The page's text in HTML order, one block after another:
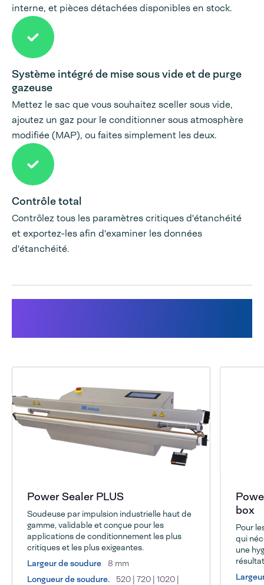
interne, et pièces détachées disponibles en stock.
Système intégré de mise sous vide et de purge
gazeuse
Mettez le sac que vous souhaitez sceller sous vide,
ajoutez un gaz pour le conditionner sous atmosphère
modifiée (MAP), ou faites simplement les deux.
Contrôle total
Contrôlez tous les paramètres critiques d'étanchéité
et exportez-les afin d'examiner les données
d'étanchéité.
Power Sealer PLUS
Soudeuse par impulsion industrielle haut de
gamme, validable et conçue pour les
applications de conditionnement les plus
critiques et les plus exigeantes.
Largeur de soudure
8 mm
Longueur de soudure.
520 | 720 | 1020 |
box
Pour
qui
une